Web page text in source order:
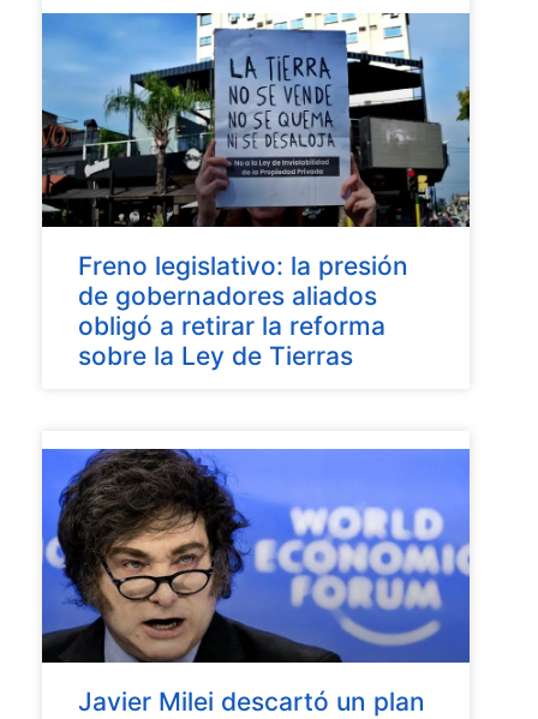
Freno legislativo: la presión
de gobernadores aliados
obligó a retirar la reforma
sobre la Ley de Tierras
Javier Milei descartó un plan